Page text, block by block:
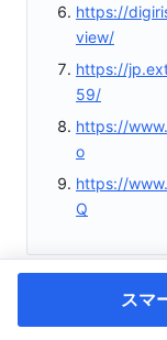
https://
view/
https://
59/
https://
o
https://
Q
スマ